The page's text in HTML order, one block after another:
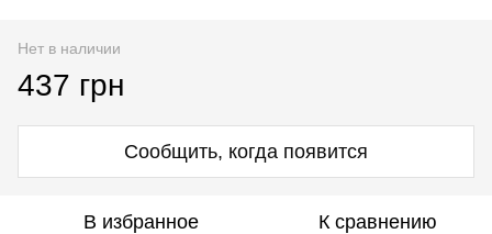
Нет в наличии
437 грн
Сообщить, когда появится
В избранное К сравнению